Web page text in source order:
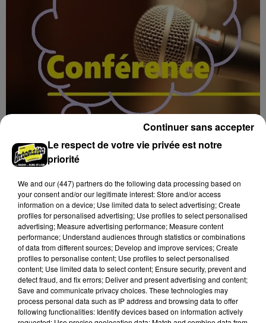
8 août 2026
NOGENT-LE-ROTROU - CONFÉRENCE : MAI
ET JUIN 1940 : UN PRINTEMPS...
Jeudi 27 mai 2027 à 14h15 au cinéma Le Rex de
Nogent-le-Rotrou : Mai et Juin 1940 : un Printemps
tragique. Conférence par François GATINEAU, Pilote,
historien.
Le respect de votre vie privée est notre
priorité
We and our (447) partnersdo the following data processing based on
your consent and/or our legitimate interest: Store and/or access
information on a device; Use limited data to select advertising; Create
profiles for personalised advertising; Use profiles to select personalised
advertising; Measure advertising performance; Measure content
performance; Understand audiences through statistics or combinations
of data from different sources; Develop and improve services; Create
profiles to personalise content; Use profiles to select personalised
content; Use limited data to select content; Ensure security, prevent and
detect fraud, and fix errors; Deliver and present advertising and content;
Save and communicate privacy choices. These technologies may
process personal data such as IP address and browsing data to offer
following functionalities: Identify devices based on information actively
Continuer sans accepter